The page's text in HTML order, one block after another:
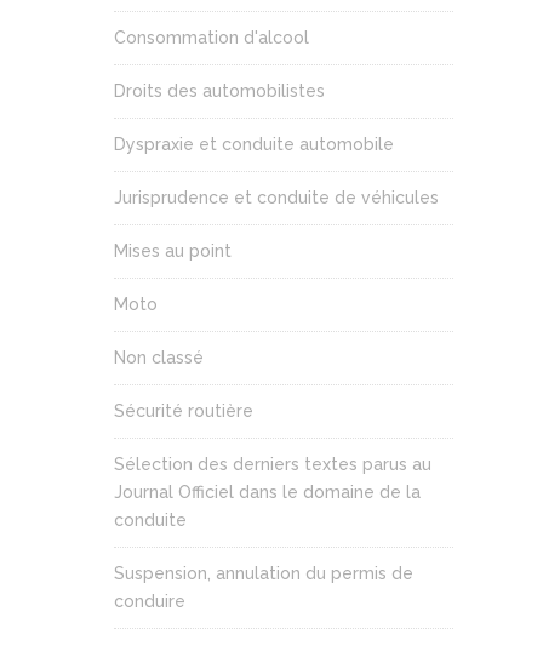
Consommation d'alcool
Droits des automobilistes
Dyspraxie et conduite automobile
Jurisprudence et conduite de véhicules
Mises au point
Moto
Non classé
Sécurité routière
Sélection des derniers textes parus au
Journal Officiel dans le domaine de la
conduite
Suspension, annulation du permis de
conduire